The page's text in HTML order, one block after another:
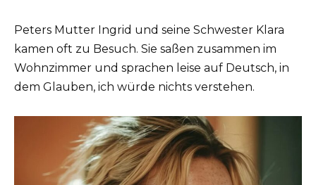
Peters Mutter Ingrid und seine Schwester Klara
kamen oft zu Besuch. Sie saßen zusammen im
Wohnzimmer und sprachen leise auf Deutsch, in
dem Glauben, ich würde nichts verstehen.